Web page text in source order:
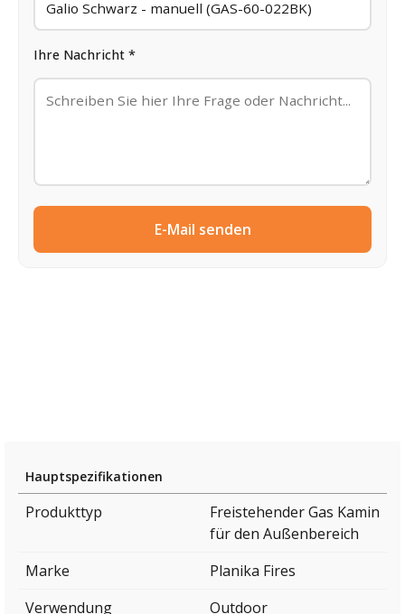
Ihre Nachricht *
E-Mail senden
Hauptspezifikationen
Produkttyp
Freistehender Gas Kamin
für den Außenbereich
Marke
Planika Fires
Verwendung
Outdoor